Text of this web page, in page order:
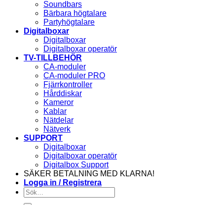
Soundbars
Bärbara högtalare
Partyhögtalare
Digitalboxar
Digitalboxar
Digitalboxar operatör
TV-TILLBEHÖR
CA-moduler
CA-moduler PRO
Fjärrkontroller
Hårddiskar
Kameror
Kablar
Nätdelar
Nätverk
SUPPORT
Digitalboxar
Digitalboxar operatör
Digitalbox Support
SÄKER BETALNING MED KLARNA!
Logga in / Registrera
Sök
efter: